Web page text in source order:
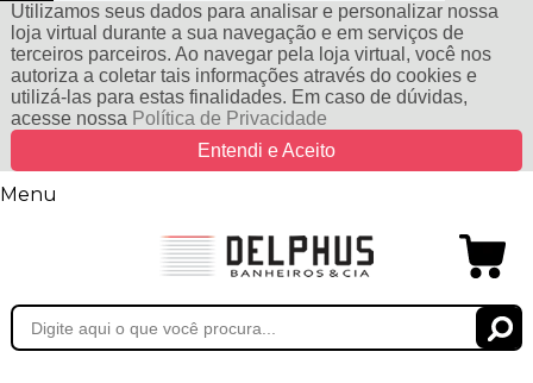
Utilizamos seus dados para analisar e personalizar nossa
loja virtual durante a sua navegação e em serviços de
terceiros parceiros. Ao navegar pela loja virtual, você nos
autoriza a coletar tais informações através do cookies e
utilizá-las para estas finalidades. Em caso de dúvidas,
acesse nossa Política de Privacidade
Entendi e Aceito
Menu